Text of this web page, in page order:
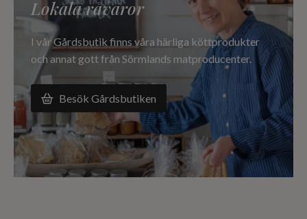
Lokala råvaror
I vår Gårdsbutik finns våra härliga köttprodukter
och annat gott från Sörmlands matproducenter.
Besök Gårdsbutiken